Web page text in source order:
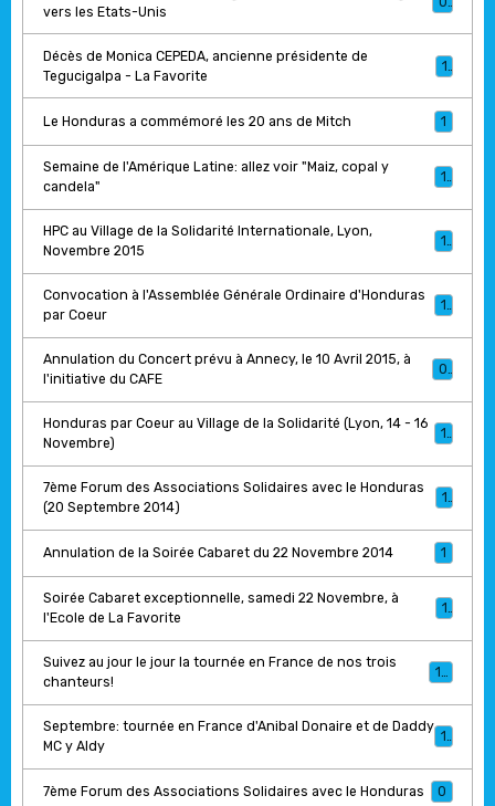
vers les Etats-Unis
Décès de Monica CEPEDA, ancienne présidente de
Tegucigalpa - La Favorite
1
Le Honduras a commémoré les 20 ans de Mitch 1
Semaine de l'Amérique Latine: allez voir "Maiz, copal y
candela"
1
HPC au Village de la Solidarité Internationale, Lyon,
Novembre 2015
1
Convocation à l'Assemblée Générale Ordinaire d'Honduras
par Coeur
1
Annulation du Concert prévu à Annecy, le 10 Avril 2015, à
l'initiative du CAFE
0
Honduras par Coeur au Village de la Solidarité (Lyon, 14 - 16
Novembre)
1
7ème Forum des Associations Solidaires avec le Honduras
(20 Septembre 2014)
1
Annulation de la Soirée Cabaret du 22 Novembre 2014 1
Soirée Cabaret exceptionnelle, samedi 22 Novembre, à
l'Ecole de La Favorite
1
Suivez au jour le jour la tournée en France de nos trois
chanteurs!
17
Septembre: tournée en France d'Anibal Donaire et de Daddy
MC y Aldy
1
7ème Forum des Associations Solidaires avec le Honduras 0